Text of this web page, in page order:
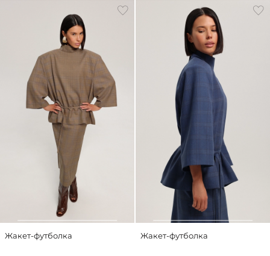
Жакет-футболка Жакет-футболка